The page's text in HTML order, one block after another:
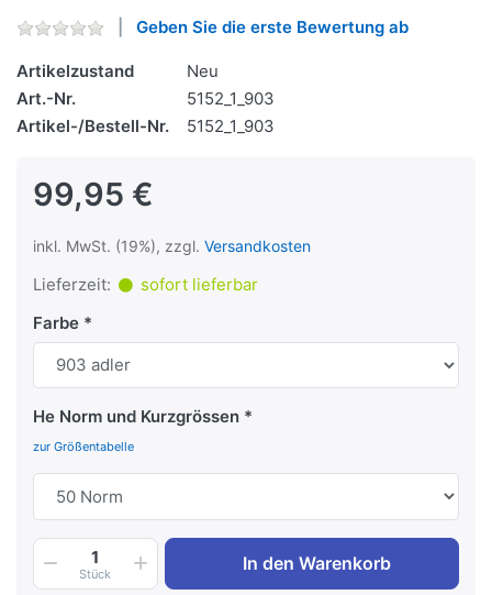
Geben Sie die erste Bewertung ab
Artikelzustand
Neu
Art.-Nr.
5152_1_903
Artikel-/Bestell-Nr.
5152_1_903
99,95 €
inkl. MwSt. (19%), zzgl. Versandkosten
Lieferzeit:
sofort lieferbar
Farbe
He Norm und Kurzgrössen
zur Größentabelle
1
Stück In den Warenkorb